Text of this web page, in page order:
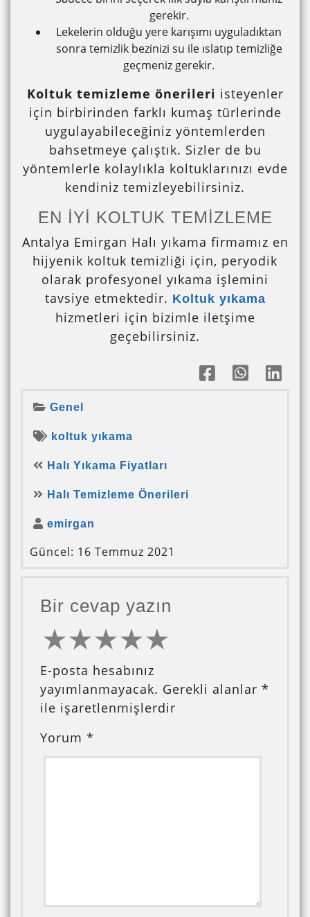
gerekir.
Lekelerin olduğu yere karışımı uyguladıktan
sonra temizlik bezinizi su ile ıslatıp temizliğe
geçmeniz gerekir.
Koltuk temizleme önerileri isteyenler
için birbirinden farklı kumaş türlerinde
uygulayabileceğiniz yöntemlerden
bahsetmeye çalıştık. Sizler de bu
yöntemlerle kolaylıkla koltuklarınızı evde
kendiniz temizleyebilirsiniz.
EN İYİ KOLTUK TEMİZLEME
Antalya Emirgan Halı yıkama firmamız en
hijyenik koltuk temizliği için, peryodik
olarak profesyonel yıkama işlemini
tavsiye etmektedir. Koltuk yıkama
hizmetleri için bizimle iletşime
geçebilirsiniz.
Genel
koltuk yıkama
Halı Yıkama Fiyatları
Halı Temizleme Önerileri
emirgan
Güncel: 16 Temmuz 2021
Bir cevap yazın
E-posta hesabınız
yayımlanmayacak. Gerekli alanlar *
ile işaretlenmişlerdir
Yorum *